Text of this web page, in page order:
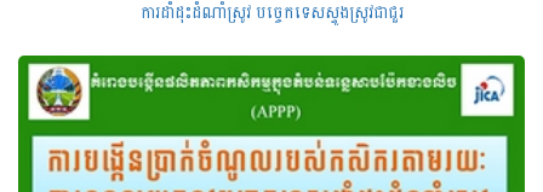
ការដាំដុះដំណាំស្រូវ បច្ចេកទេសស្ទូងស្រូវជាជួរ